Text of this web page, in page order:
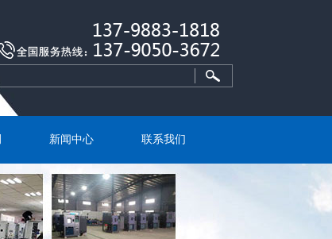
新闻中心 联系我们